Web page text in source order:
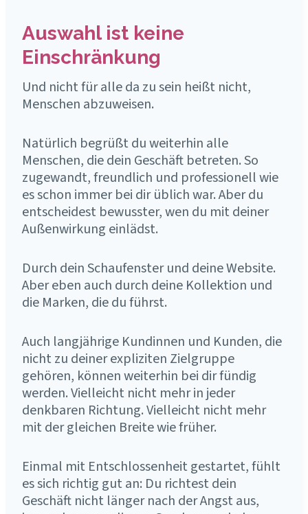
Auswahl ist keine
Einschränkung
Und nicht für alle da zu sein heißt nicht,
Menschen abzuweisen.
Natürlich begrüßt du weiterhin alle
Menschen, die dein Geschäft betreten. So
zugewandt, freundlich und professionell wie
es schon immer bei dir üblich war. Aber du
entscheidest bewusster, wen du mit deiner
Außenwirkung einlädst.
Durch dein Schaufenster und deine Website.
Aber eben auch durch deine Kollektion und
die Marken, die du führst.
Auch langjährige Kundinnen und Kunden, die
nicht zu deiner expliziten Zielgruppe
gehören, können weiterhin bei dir fündig
werden. Vielleicht nicht mehr in jeder
denkbaren Richtung. Vielleicht nicht mehr
mit der gleichen Breite wie früher.
Einmal mit Entschlossenheit gestartet, fühlt
es sich richtig gut an: Du richtest dein
Geschäft nicht länger nach der Angst aus,